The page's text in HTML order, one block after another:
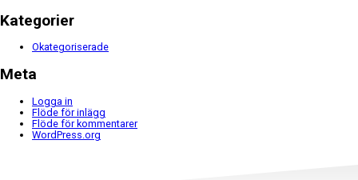
Kategorier
Okategoriserade
Meta
Logga in
Flöde för inlägg
Flöde för kommentarer
WordPress.org